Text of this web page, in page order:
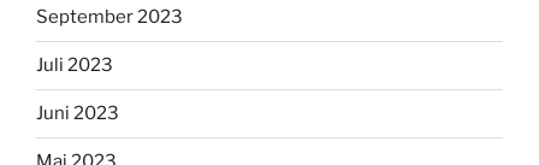
September 2023
Juli 2023
Juni 2023